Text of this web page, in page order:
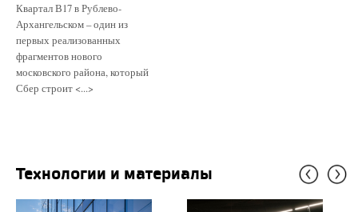
Квартал В17 в Рублево-
Архангельском – один из
первых реализованных
фрагментов нового
московского района, который
Сбер строит <...>
Технологии и материалы